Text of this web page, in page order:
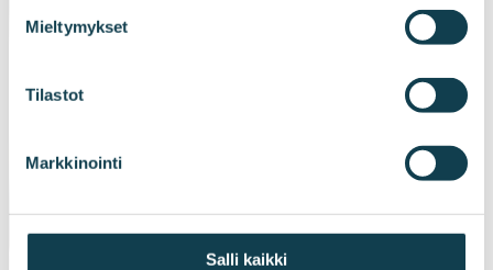
Mieltymykset
Tilastot
Markkinointi
Salli kaikki